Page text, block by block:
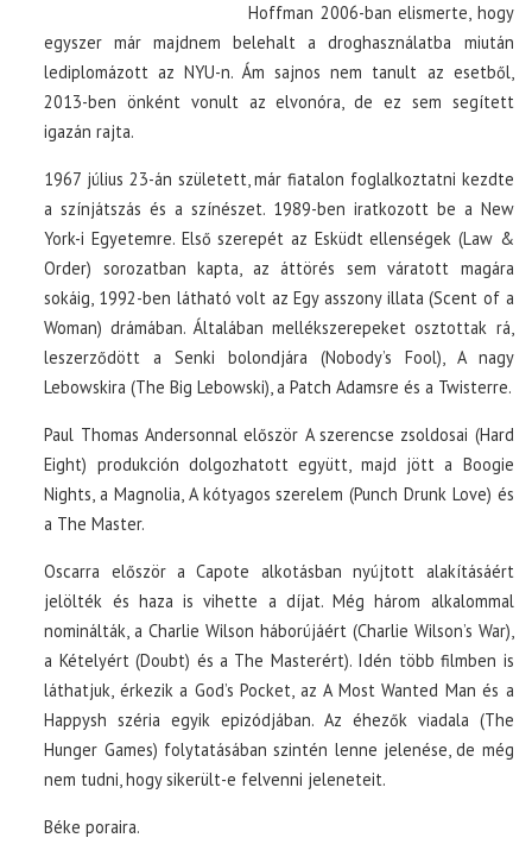
Hoffman 2006-ban elismerte, hogy
egyszer már majdnem belehalt a droghasználatba miután
lediplomázott az NYU-n. Ám sajnos nem tanult az esetből,
2013-ben önként vonult az elvonóra, de ez sem segített
igazán rajta.
1967 július 23-án született, már fiatalon foglalkoztatni kezdte
a színjátszás és a színészet. 1989-ben iratkozott be a New
York-i Egyetemre. Első szerepét az Esküdt ellenségek (Law &
Order) sorozatban kapta, az áttörés sem váratott magára
sokáig, 1992-ben látható volt az Egy asszony illata (Scent of a
Woman) drámában. Általában mellékszerepeket osztottak rá,
leszerződött a Senki bolondjára (Nobody’s Fool), A nagy
Lebowskira (The Big Lebowski), a Patch Adamsre és a Twisterre.
Paul Thomas Andersonnal először A szerencse zsoldosai (Hard
Eight) produkción dolgozhatott együtt, majd jött a Boogie
Nights, a Magnolia, A kótyagos szerelem (Punch Drunk Love) és
a The Master.
Oscarra először a Capote alkotásban nyújtott alakításáért
jelölték és haza is vihette a díjat. Még három alkalommal
nominálták, a Charlie Wilson háborújáért (Charlie Wilson’s War),
a Kételyért (Doubt) és a The Masterért). Idén több filmben is
láthatjuk, érkezik a God’s Pocket, az A Most Wanted Man és a
Happysh széria egyik epizódjában. Az éhezők viadala (The
Hunger Games) folytatásában szintén lenne jelenése, de még
nem tudni, hogy sikerült-e felvenni jeleneteit.
Béke poraira.